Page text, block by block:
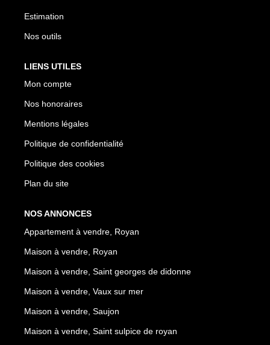
Estimation
Nos outils
LIENS UTILES
Mon compte
Nos honoraires
Mentions légales
Politique de confidentialité
Politique des cookies
Plan du site
NOS ANNONCES
Appartement à vendre, Royan
Maison à vendre, Royan
Maison à vendre, Saint georges de didonne
Maison à vendre, Vaux sur mer
Maison à vendre, Saujon
Maison à vendre, Saint sulpice de royan